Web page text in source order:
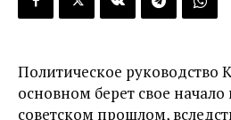
Политическое руководство
основном берет свое начало
советском прошлом,